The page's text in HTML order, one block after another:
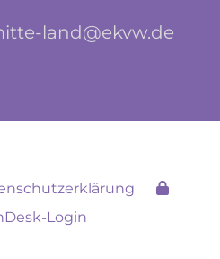
land@ekvw.de
Login